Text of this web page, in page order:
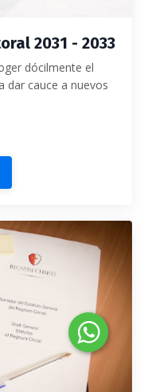
2031 - 2033
dócilmente el
dar cauce a nuevos